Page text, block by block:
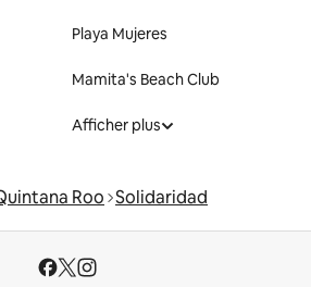
Playa Mujeres
Mamita's Beach Club
Afficher plus
Roo Solidaridad